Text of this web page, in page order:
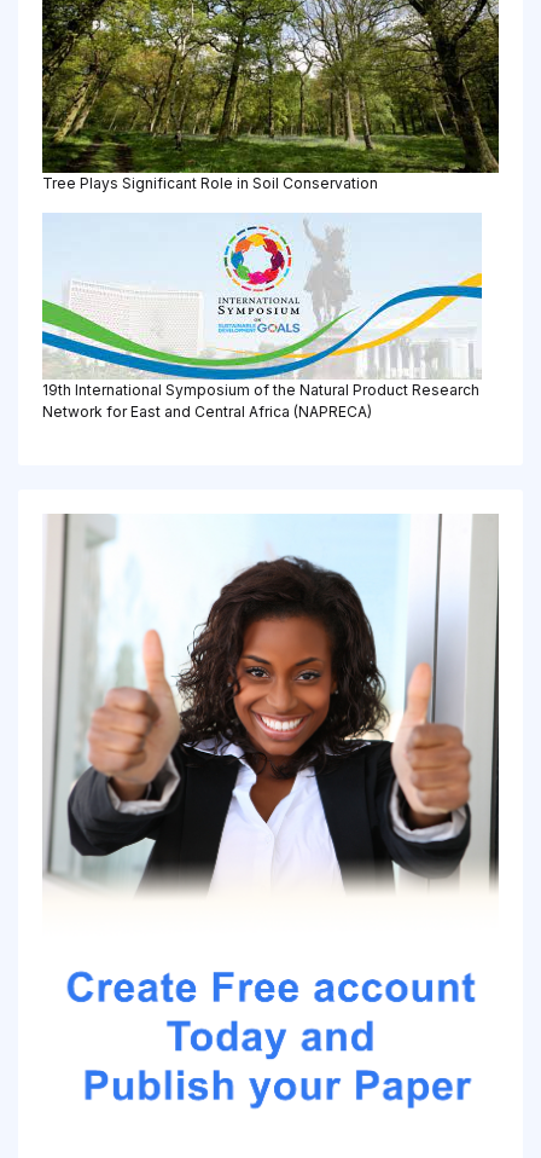
Tree Plays Significant Role in Soil Conservation
19th International Symposium of the Natural Product Research
Network for East and Central Africa (NAPRECA)